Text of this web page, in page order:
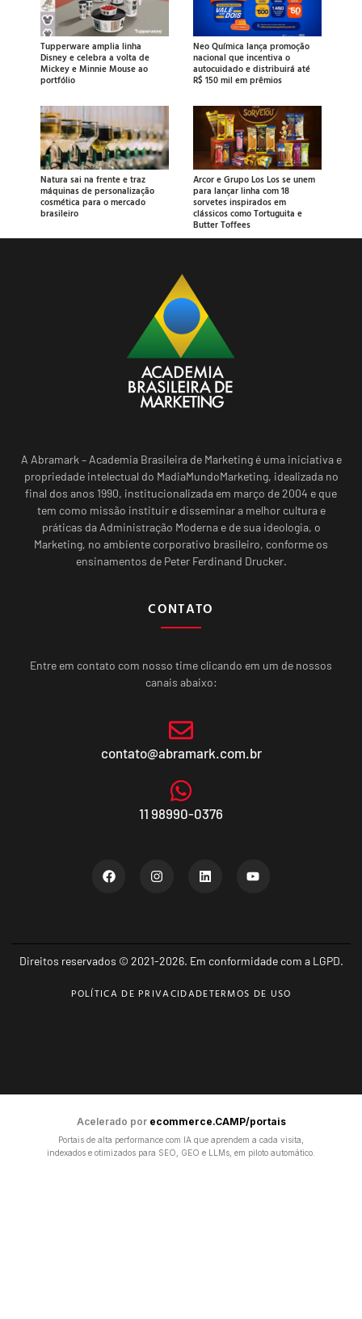
Tupperware amplia linha
Disney e celebra a volta de
Mickey e Minnie Mouse ao
portfólio
Neo Química lança promoção
nacional que incentiva o
autocuidado e distribuirá até
R$ 150 mil em prêmios
Natura sai na frente e traz
máquinas de personalização
cosmética para o mercado
brasileiro
Arcor e Grupo Los Los se unem
para lançar linha com 18
sorvetes inspirados em
clássicos como Tortuguita e
Butter Toffees
A Abramark – Academia Brasileira de Marketing é uma iniciativa e
propriedade intelectual do MadiaMundoMarketing, idealizada no
final dos anos 1990, institucionalizada em março de 2004 e que
tem como missão instituir e disseminar a melhor cultura e
práticas da Administração Moderna e de sua ideologia, o
Marketing, no ambiente corporativo brasileiro, conforme os
ensinamentos de Peter Ferdinand Drucker.
CONTATO
Entre em contato com nosso time clicando em um de nossos
canais abaixo:
contato@abramark.com.br
11 98990-0376
Direitos reservados © 2021-2026. Em conformidade com a LGPD.
POLÍTICA DE PRIVACIDADETERMOS DE USO
Acelerado por ecommerce.CAMP/portais
Portais de alta performance com IA que aprendem a cada visita,
indexados e otimizados para SEO, GEO e LLMs, em piloto automático.